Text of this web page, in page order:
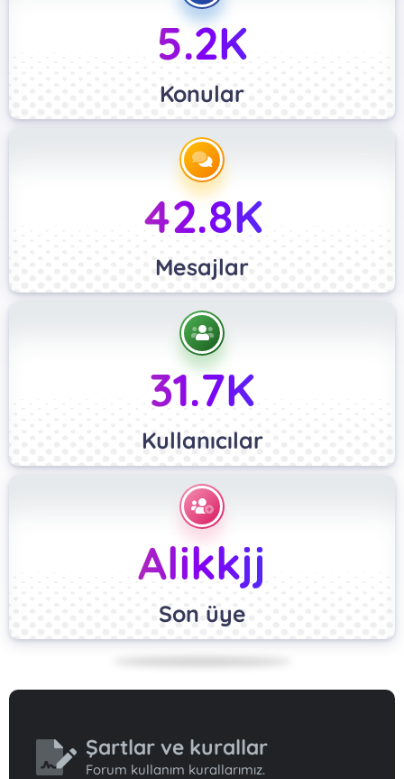
5.2K
Konular
42.8K
Mesajlar
31.7K
Kullanıcılar
Alikkjj
Son üye
Şartlar ve kurallar
Forum kullanım kurallarımız.